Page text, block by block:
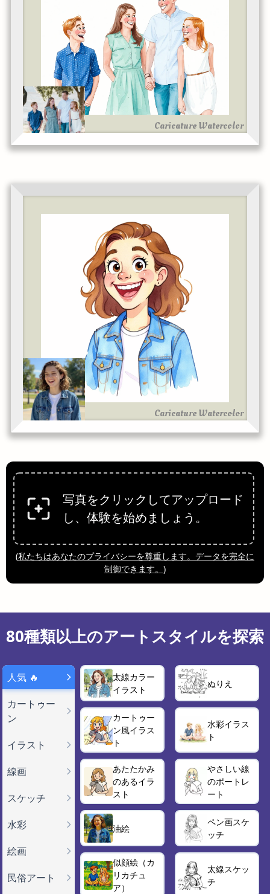
Caricature Watercolor
Caricature Watercolor
写真をクリックしてアップロード
し、体験を始めましょう。
(私たちはあなたのプライバシーを尊重します。データを完全に
制御できます。 )
80種類以上のアートスタイルを探索
人気 🔥
カートゥー
ン
イラスト
線画
スケッチ
水彩
絵画
民俗アート
太線カラー
イラスト
ぬりえ
カートゥー
ン風イラス
ト
水彩イラス
ト
あたたかみ
のあるイラ
スト
やさしい線
のポートレ
ート
油絵
ペン画スケ
ッチ
似顔絵（カ
リカチュ
ア）
太線スケッ
チ